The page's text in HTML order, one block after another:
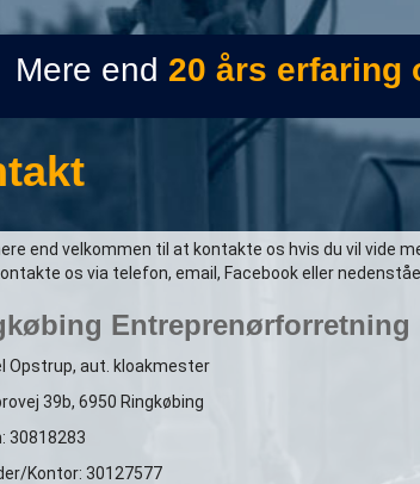
Mere end 20 års erfaring
end velkommen til at kontakte os hvis du vil vide
os via telefon, email, Facebook eller
Entreprenørforretning
Opstrup, aut. kloakmester
39b, 6950 Ringkøbing
30818283
Kontor: 30127577